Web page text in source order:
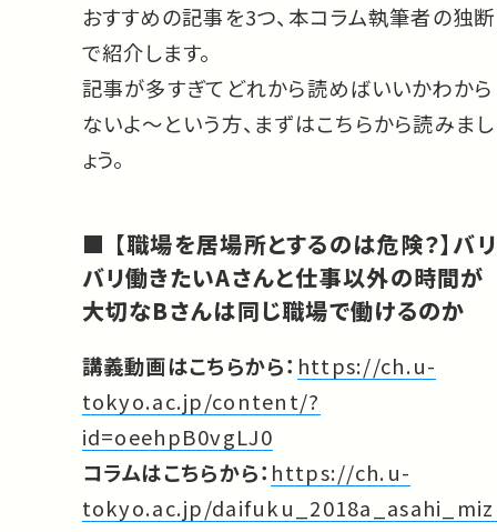
おすすめの記事を3つ、本コラム執筆者の独断
で紹介します。
記事が多すぎてどれから読めばいいかわから
ないよ〜という方、まずはこちらから読みまし
ょう。
【職場を居場所とするのは危険？】バリ
バリ働きたいAさんと仕事以外の時間が
大切なBさんは同じ職場で働けるのか
講義動画はこちらから： https://ch.u-
tokyo.ac.jp/content/?
id=oeehpB0vgLJ0
コラムはこちらから： https://ch.u-
tokyo.ac.jp/